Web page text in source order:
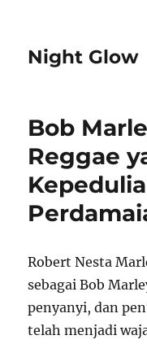
Night Glow
Bob
Reggae
Robert Nesta
sebagai Bob
penyanyi, dan
telah menjadi